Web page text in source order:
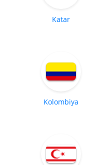
Katar
Kolombiya